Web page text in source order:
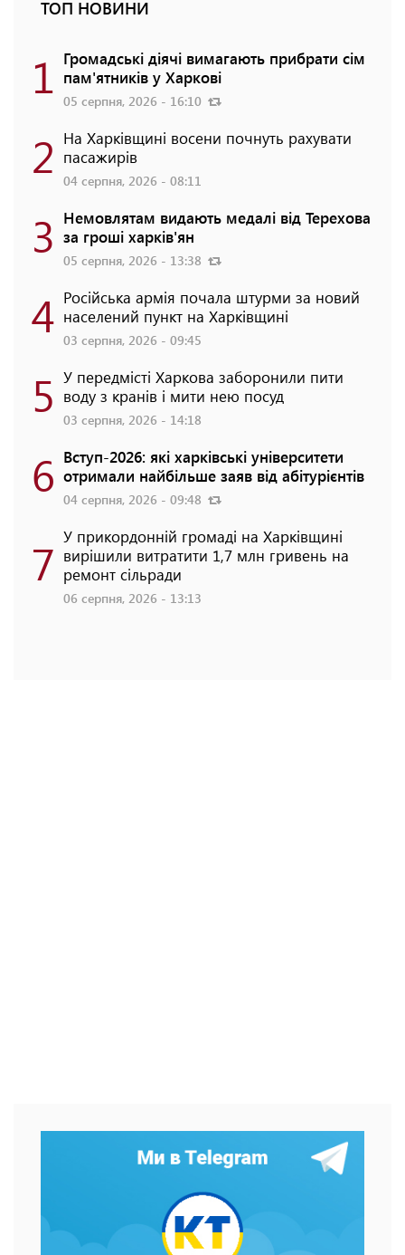
ТОП НОВИНИ
1 Громадські діячі вимагають прибрати сім
пам'ятників у Харкові
05 серпня, 2026 - 16:10
2 На Харківщині восени почнуть рахувати
пасажирів
04 серпня, 2026 - 08:11
3 Немовлятам видають медалі від Терехова
за гроші харків'ян
05 серпня, 2026 - 13:38
4 Російська армія почала штурми за новий
населений пункт на Харківщині
03 серпня, 2026 - 09:45
5 У передмісті Харкова заборонили пити
воду з кранів і мити нею посуд
03 серпня, 2026 - 14:18
6 Вступ-2026: які харківські університети
отримали найбільше заяв від абітурієнтів
04 серпня, 2026 - 09:48
7 У прикордонній громаді на Харківщині
вирішили витратити 1,7 млн гривень на
ремонт сільради
06 серпня, 2026 - 13:13